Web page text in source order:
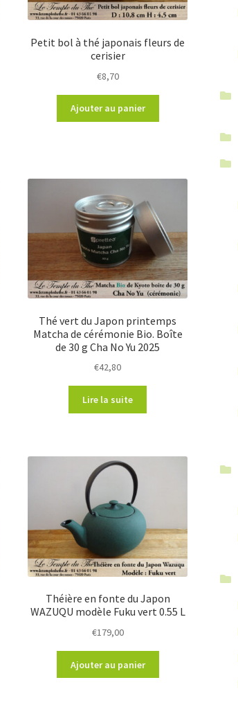
Petit bol à thé japonais fleurs de
cerisier
€8,70
Ajouter au panier
Thé vert du Japon printemps
Matcha de cérémonie Bio. Boîte
de 30 g Cha No Yu 2025
€42,80
Lire la suite
Théière en fonte du Japon
WAZUQU modèle Fuku vert 0.55 L
€179,00
Ajouter au panier